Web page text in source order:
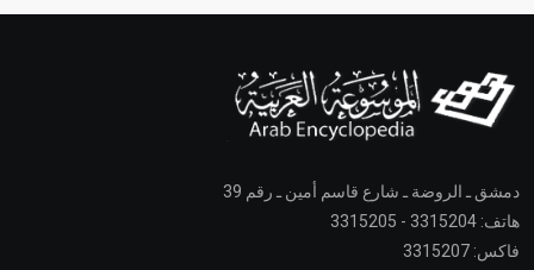
دمشق ـ الروضة ـ شارع قاسم أمين ـ رقم 39
هاتف: 3315204 - 3315205
فاكس: 3315207